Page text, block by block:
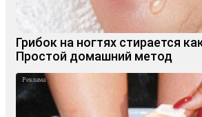
Грибок на ногтях стирается
Простой домашний метод